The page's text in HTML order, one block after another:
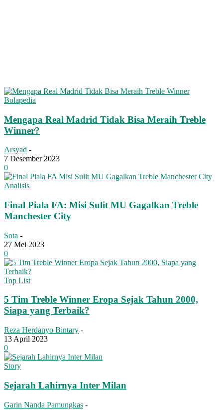
Bolapedia
Mengapa Real Madrid Tidak Bisa Meraih Treble
Winner?
Arsyad -
7 Desember 2023
0
Analisis
Final Piala FA: Misi Sulit MU Gagalkan Treble
Manchester City
Sota -
27 Mei 2023
0
Top List
5 Tim Treble Winner Eropa Sejak Tahun 2000,
Siapa yang Terbaik?
Reza Herdanyo Bintary -
13 April 2023
0
Story
Sejarah Lahirnya Inter Milan
Garin Nanda Pamungkas -